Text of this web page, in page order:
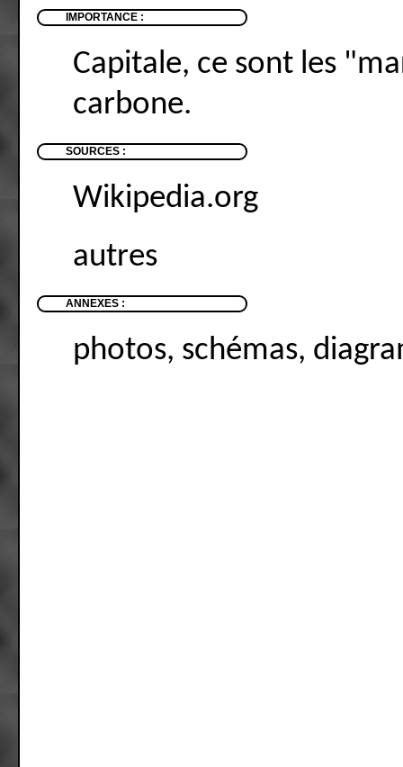
IMPORTANCE :
Capitale, ce sont les
carbone.
SOURCES :
Wikipedia.org
autres
ANNEXES :
photos, schémas,